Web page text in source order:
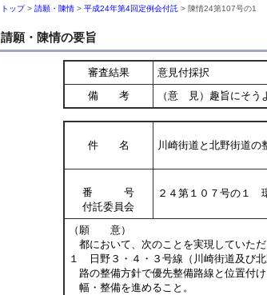
トップ> 請願・陳情 > 平成24年第4回定例会付託 > 陳情24第107号の1
請願・陳情の要旨
審査結果
意見付採択
備 考
（意 見）趣旨にそう
件 名 川崎街道と北野街道の
番 号
付託委員会
２４第１０７号の１
（願 意）
都において、次のことを実現していただ
１ 日野３・４・３号線（川崎街道及び
路の整備方針で優先整備路線と位置付
幅・整備を進めること。